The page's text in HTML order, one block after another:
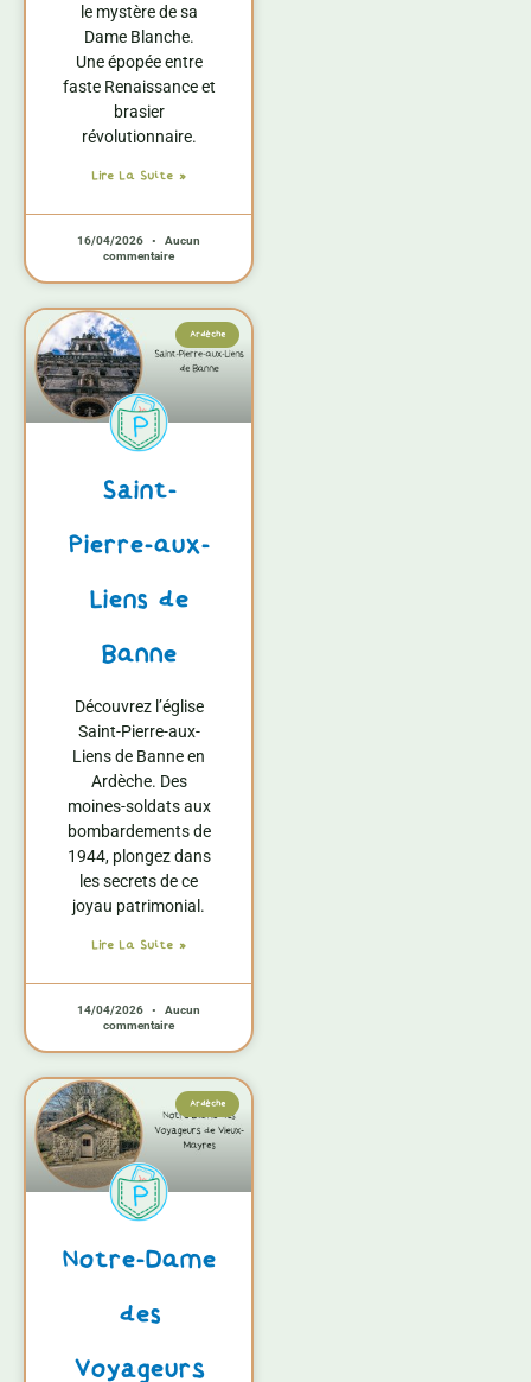
le mystère de sa
Dame Blanche.
Une épopée entre
faste Renaissance et
brasier
révolutionnaire.
Lire La Suite »
16/04/2026
Aucun
commentaire
Ardèche
Saint-
Pierre-aux-
Liens de
Banne
Découvrez l’église
Saint-Pierre-aux-
Liens de Banne en
Ardèche. Des
moines-soldats aux
bombardements de
1944, plongez dans
les secrets de ce
joyau patrimonial.
Lire La Suite »
14/04/2026
Aucun
commentaire
Ardèche
Notre-Dame
des
Voyageurs